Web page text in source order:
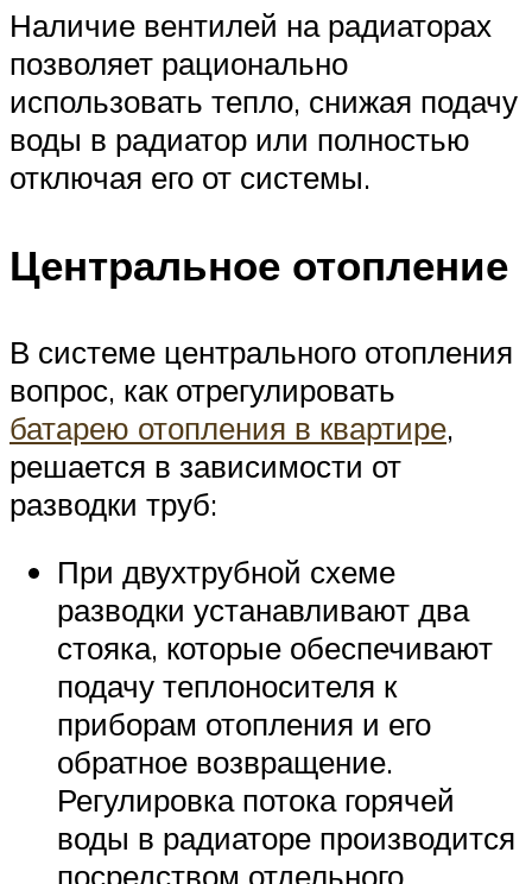
Наличие вентилей на радиаторах
позволяет рационально
использовать тепло, снижая подачу
воды в радиатор или полностью
отключая его от системы.
Центральное отопление
В системе центрального отопления
вопрос, как отрегулировать
батарею отопления в квартире,
решается в зависимости от
разводки труб:
При двухтрубной схеме
разводки устанавливают два
стояка, которые обеспечивают
подачу теплоносителя к
приборам отопления и его
обратное возвращение.
Регулировка потока горячей
воды в радиаторе производится
посредством отдельного